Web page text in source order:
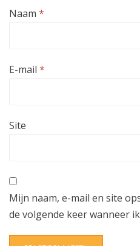
Naam *
E-mail *
Site
Mijn naam, e-mail en site
de volgende keer wanneer